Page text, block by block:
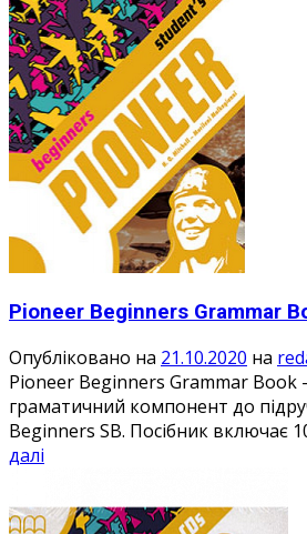
Pioneer Beginners Grammar
Опубліковано на 21.10.2020 на
Pioneer Beginners Grammar Book
граматичний компонент до
Beginners SB. Посібник включає
далі